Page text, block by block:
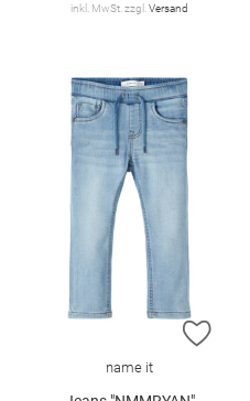
inkl. MwSt. zzgl. Versand
ZUR
name it